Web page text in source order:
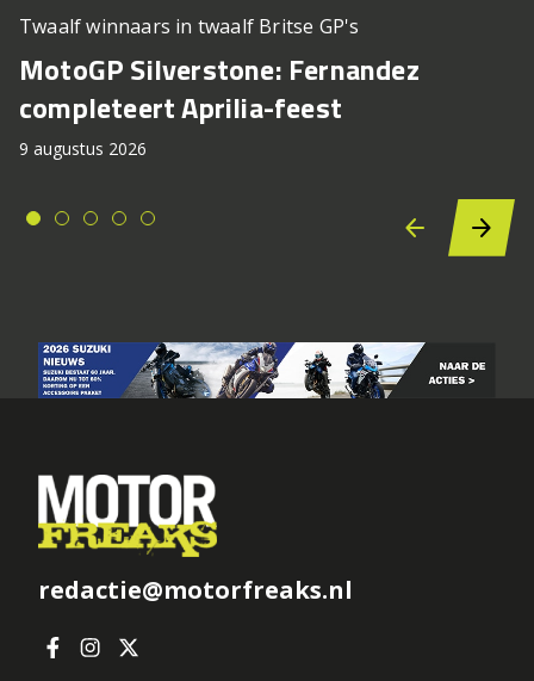
Twaalf winnaars in twaalf Britse GP's
MotoGP Silverstone: Fernandez
completeert Aprilia-feest
9 augustus 2026
redactie@motorfreaks.nl